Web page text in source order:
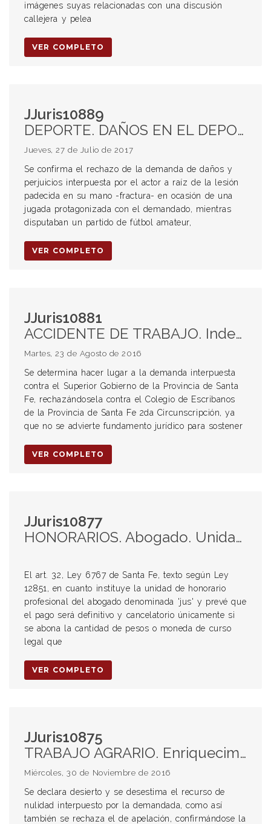
imágenes suyas relacionadas con una discusión
callejera y pelea
VER COMPLETO
JJuris10889
DEPORTE. DAÑOS EN EL DEPORTE. Rechazo de la demanda. Fútbol amateur. Jugada fortuita.
Jueves, 27 de Julio de 2017
Se confirma el rechazo de la demanda de daños y
perjuicios interpuesta por el actor a raíz de la lesión
padecida en su mano -fractura- en ocasión de una
jugada protagonizada con el demandado, mientras
disputaban un partido de fútbol amateur,
VER COMPLETO
JJuris10881
ACCIDENTE DE TRABAJO. Indemnización. Solidaridad.
Martes, 23 de Agosto de 2016
Se determina hacer lugar a la demanda interpuesta
contra el Superior Gobierno de la Provincia de Santa
Fe, rechazándosela contra el Colegio de Escribanos
de la Provincia de Santa Fe 2da Circunscripción, ya
que no se advierte fundamento jurídico para sostener
VER COMPLETO
JJuris10877
HONORARIOS. Abogado. Unidad jus. Deuda de valor.
El art. 32, Ley 6767 de Santa Fe, texto según Ley
12851, en cuanto instituye la unidad de honorario
profesional del abogado denominada 'jus' y prevé que
el pago será definitivo y cancelatorio únicamente si
se abona la cantidad de pesos o moneda de curso
legal que
VER COMPLETO
JJuris10875
TRABAJO AGRARIO. Enriquecimiento sin causa. Trabajador permanente.
Miércoles, 30 de Noviembre de 2016
Se declara desierto y se desestima el recurso de
nulidad interpuesto por la demandada, como así
también se rechaza el de apelación, confirmándose la